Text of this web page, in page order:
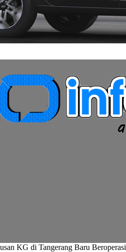
KG di Tangerang Baru Beroperasi